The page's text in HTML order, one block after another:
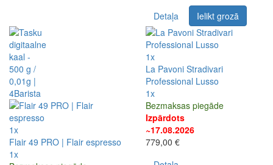
Detaļa
Ielikt grozā
1x
Flair 49 PRO | Flair espresso
1x
1x
La Pavoni Stradivari
Professional Lusso
1x
Bezmaksas piegāde
Izpārdots
~17.08.2026
779,00 €